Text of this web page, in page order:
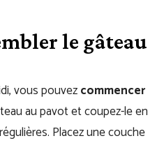
le gâteau
vous pouvezcommencer
au pavot et coupez-le en
Placez une couche